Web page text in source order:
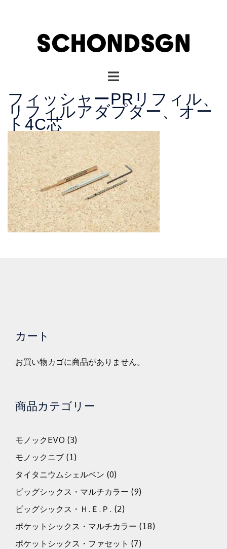
ト
ル
メ
ニ
ュ
ー
フィッシャーPRリフィル、
リフィルアダプター、オー
ト4C芯
カート
お買い物カゴに商品がありません。
商品カテゴリー
モノックEVO (3)
モノックニブ (1)
タイタニウムシェルペン (0)
ビッグシックス・マルチカラー (9)
ビッグシックス・Ｈ.Ｅ.Ｐ. (2)
ポケットシックス・マルチカラー (18)
ポケットシックス・ファセット (7)